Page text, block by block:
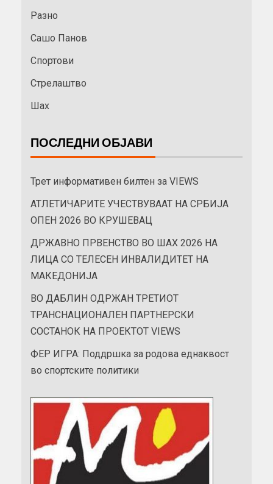
Разно
Сашо Панов
Спортови
Стрелаштво
Шах
ПОСЛЕДНИ ОБЈАВИ
Трет информативен билтен за VIEWS
АТЛЕТИЧАРИТЕ УЧЕСТВУВААТ НА СРБИЈА
ОПЕН 2026 ВО КРУШЕВАЦ
ДРЖАВНО ПРВЕНСТВО ВО ШАХ 2026 НА
ЛИЦА СО ТЕЛЕСЕН ИНВАЛИДИТЕТ НА
МАКЕДОНИЈА
ВО ДАБЛИН ОДРЖАН ТРЕТИОТ
ТРАНСНАЦИОНАЛЕН ПАРТНЕРСКИ
СОСТАНОК НА ПРОЕКТОТ VIEWS
ФЕР ИГРА: Поддршка за родова еднаквост
во спортските политики